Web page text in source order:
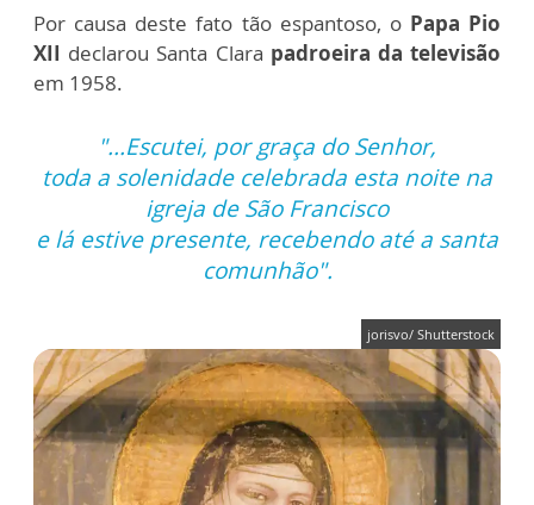
Por causa deste fato tão espantoso, o Papa Pio
XII declarou Santa Clara padroeira da televisão
em 1958.
"...Escutei, por graça do Senhor,
toda a solenidade celebrada esta noite na
igreja de São Francisco
e lá estive presente, recebendo até a santa
comunhão".
jorisvo/ Shutterstock